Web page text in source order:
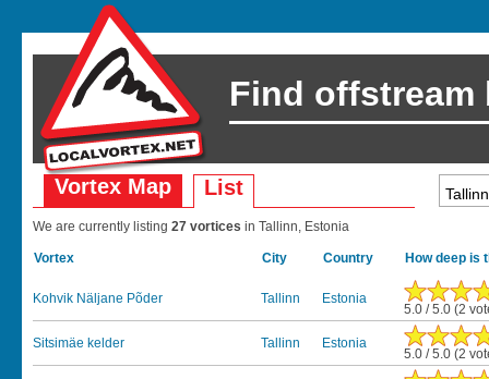
Find offstream
Vortex Map List
We are currently listing 27 vortices in Tallinn, Estonia
Vortex City Country How deep is
Kohvik Näljane Põder Tallinn Estonia
5.0 / 5.0 (2
Sitsimäe kelder Tallinn Estonia
5.0 / 5.0 (2